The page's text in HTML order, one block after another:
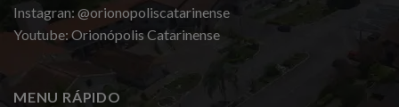
Instagran: @orionopoliscatarinense
Youtube: Orionópolis Catarinense
MENU RÁPIDO